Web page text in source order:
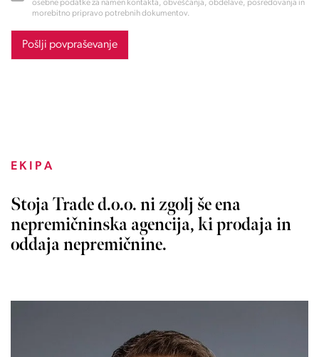
osebne podatke za namen kontakta, obveščanja, obdelave, posredovanja in
morebitno pripravo potrebnih dokumentov.
Pošlji povpraševanje
EKIPA
Stoja Trade d.o.o. ni zgolj še ena
nepremičninska agencija, ki prodaja in
oddaja nepremičnine.